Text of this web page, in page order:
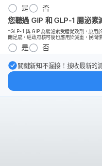
是
否
您聽過 GIP 和 GLP-1 腸泌素
*GLP-1 與 GIP 為腸泌素受體促效劑，原用
飽足感，經政府核可後也應用於減重，民間
是 否
關鍵新知不漏接！接收最新的